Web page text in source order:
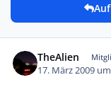
TheAlien
17. März 2009